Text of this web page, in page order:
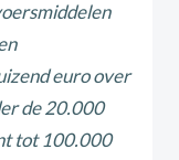
euro over
de 20.000
tot 100.000